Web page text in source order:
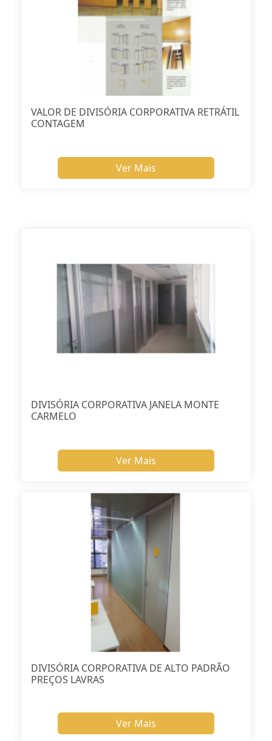
VALOR DE DIVISÓRIA CORPORATIVA RETRÁTIL
CONTAGEM
Ver Mais
DIVISÓRIA CORPORATIVA JANELA MONTE
CARMELO
Ver Mais
DIVISÓRIA CORPORATIVA DE ALTO PADRÃO
PREÇOS LAVRAS
Ver Mais